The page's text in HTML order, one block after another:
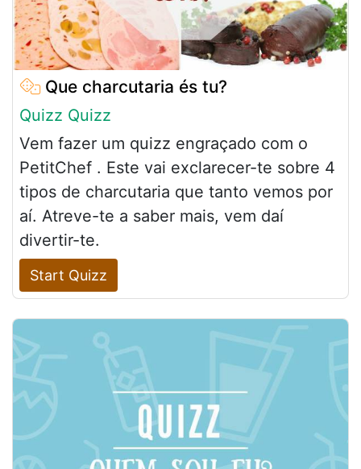
Que charcutaria és tu?
Quizz Quizz
Vem fazer um quizz engraçado com o
PetitChef . Este vai exclarecer-te sobre 4
tipos de charcutaria que tanto vemos por
aí. Atreve-te a saber mais, vem daí
divertir-te.
Start Quizz